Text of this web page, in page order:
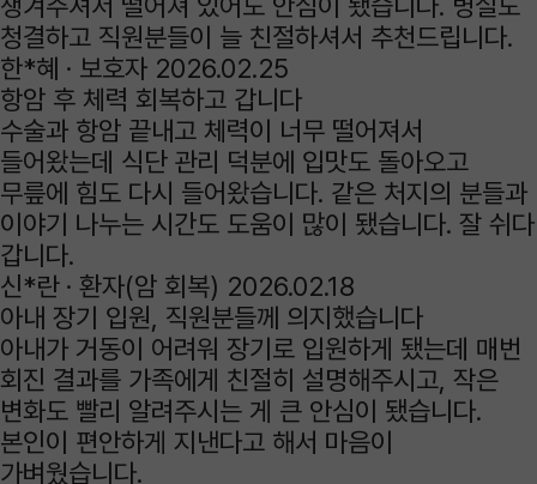
청결하고 직원분들이 늘 친절하셔서 추천드립니다.
한*혜 · 보호자 2026.02.25
항암 후 체력 회복하고 갑니다
수술과 항암 끝내고 체력이 너무 떨어져서
들어왔는데 식단 관리 덕분에 입맛도 돌아오고
무릎에 힘도 다시 들어왔습니다. 같은 처지의 분들과
이야기 나누는 시간도 도움이 많이 됐습니다. 잘 쉬다
갑니다.
신*란 · 환자(암 회복) 2026.02.18
아내 장기 입원, 직원분들께 의지했습니다
아내가 거동이 어려워 장기로 입원하게 됐는데 매번
회진 결과를 가족에게 친절히 설명해주시고, 작은
변화도 빨리 알려주시는 게 큰 안심이 됐습니다.
본인이 편안하게 지낸다고 해서 마음이
가벼웠습니다.